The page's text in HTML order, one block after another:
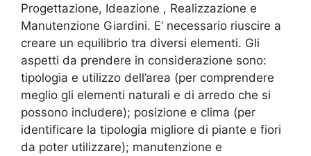
Progettazione, Ideazione , Realizzazione e
Manutenzione Giardini. E’ necessario riuscire a
creare un equilibrio tra diversi elementi. Gli
aspetti da prendere in considerazione sono:
tipologia e utilizzo dell’area (per comprendere
meglio gli elementi naturali e di arredo che si
possono includere); posizione e clima (per
identificare la tipologia migliore di piante e fiori
da poter utilizzare); manutenzione e